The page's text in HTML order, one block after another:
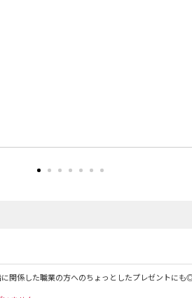
係した職業の方へのちょっとしたプレゼントに